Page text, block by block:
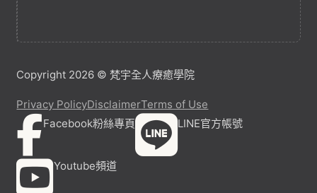
Copyright 2026 © 梵宇全人療癒學院
Privacy PolicyDisclaimerTerms of Use
Facebook粉絲專頁
LINE官方帳號
Youtube頻道